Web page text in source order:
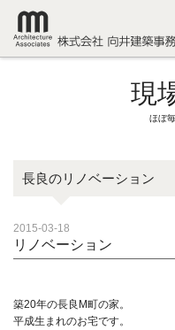
現
ほぼ
長良のリノベーション
2015-03-18
リノベーション
築20年の長良M町の家。
平成生まれのお宅です。